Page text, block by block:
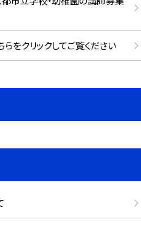
をクリックしてご覧ください